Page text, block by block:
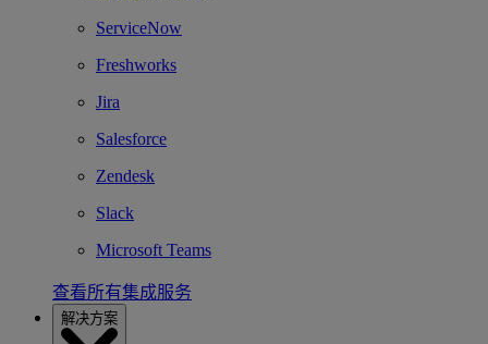
ServiceNow
Freshworks
Jira
Salesforce
Zendesk
Slack
Microsoft Teams
查看所有集成服务
解决方案